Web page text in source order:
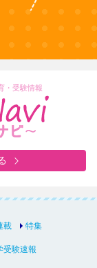
・受験情報
載 特集
受験速報